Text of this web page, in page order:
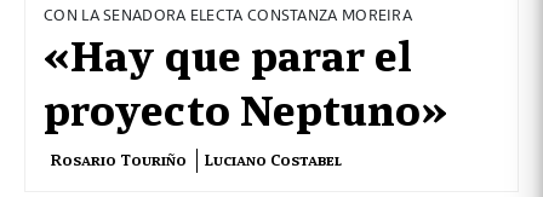
CON LA SENADORA ELECTA CONSTANZA MOREIRA
«Hay que parar el
proyecto Neptuno»
Rosario Touriño Luciano Costabel